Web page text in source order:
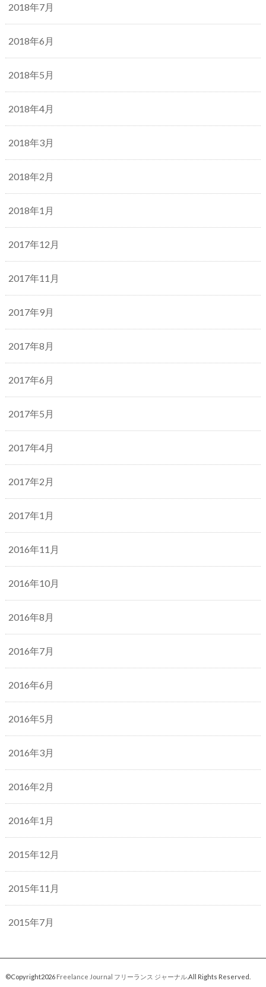
2018年7月
2018年6月
2018年5月
2018年4月
2018年3月
2018年2月
2018年1月
2017年12月
2017年11月
2017年9月
2017年8月
2017年6月
2017年5月
2017年4月
2017年2月
2017年1月
2016年11月
2016年10月
2016年8月
2016年7月
2016年6月
2016年5月
2016年3月
2016年2月
2016年1月
2015年12月
2015年11月
2015年7月
©Copyright2026 Freelance Journal フリーランス ジャーナル.All Rights Reserved.